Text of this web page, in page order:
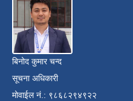
बिनोद कुमार चन्द
सूचना अधिकारी
मोवाईल नं.: ९८६८२९४९२२